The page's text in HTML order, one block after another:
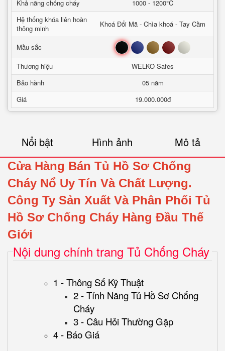
Khả năng chống cháy
1000 - 1200°C
Hệ thống khóa liên hoàn
thông minh
Khoá Đổi Mã - Chìa khoá - Tay Cầm
Mầu sắc Đen Xanh Nâu Đỏ Trắng
Thương hiệu
WELKO Safes
Bảo hành
05 năm
Giá
19.000.000đ
Nổi bật Hình ảnh Mô tả
Cửa Hàng Bán Tủ Hồ Sơ Chống
Cháy Nổ Uy Tín Và Chất Lượng.
Công Ty Sản Xuất Và Phân Phối Tủ
Hồ Sơ Chống Cháy Hàng Đầu Thế
Giới
Nội dung chính trang Tủ Chống Cháy
1 - Thông Số Kỹ Thuật
2 - Tính Năng Tủ Hồ Sơ Chống
Cháy
3 - Câu Hỏi Thường Gặp
4 - Báo Giá